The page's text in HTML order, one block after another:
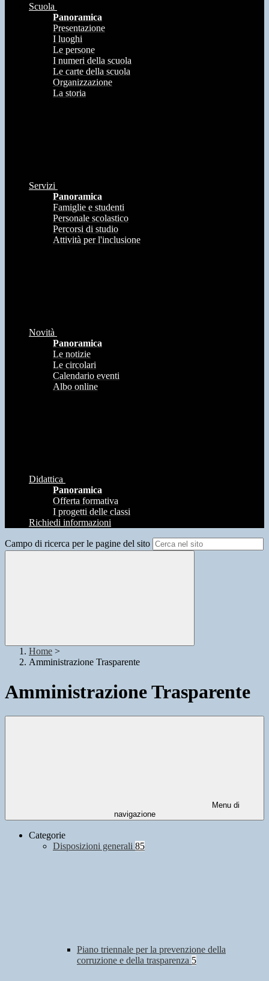
Scuola
Panoramica
Presentazione
I luoghi
Le persone
I numeri della scuola
Le carte della scuola
Organizzazione
La storia
Servizi
Panoramica
Famiglie e studenti
Personale scolastico
Percorsi di studio
Attività per l'inclusione
Novità
Panoramica
Le notizie
Le circolari
Calendario eventi
Albo online
Didattica
Panoramica
Offerta formativa
I progetti delle classi
Richiedi informazioni
Campo di ricerca per le pagine del sito
Home >
Amministrazione Trasparente
Amministrazione Trasparente
Menu di
navigazione
Categorie
Disposizioni generali 85
Piano triennale per la prevenzione della
corruzione e della trasparenza 5